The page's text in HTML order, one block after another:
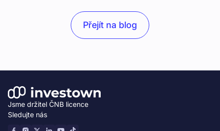
Přejít na blog
Jsme držitel ČNB licence
Sledujte nás